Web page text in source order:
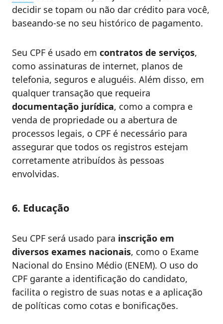
decidir se topam ou não dar crédito para você,
baseando-se no seu histórico de pagamento.
Seu CPF é usado em contratos de serviços,
como assinaturas de internet, planos de
telefonia, seguros e aluguéis. Além disso, em
qualquer transação que requeira
documentação jurídica, como a compra e
venda de propriedade ou a abertura de
processos legais, o CPF é necessário para
assegurar que todos os registros estejam
corretamente atribuídos às pessoas
envolvidas.
6. Educação
Seu CPF será usado para inscrição em
diversos exames nacionais, como o Exame
Nacional do Ensino Médio (ENEM). O uso do
CPF garante a identificação do candidato,
facilita o registro de suas notas e a aplicação
de políticas como cotas e bonificações.